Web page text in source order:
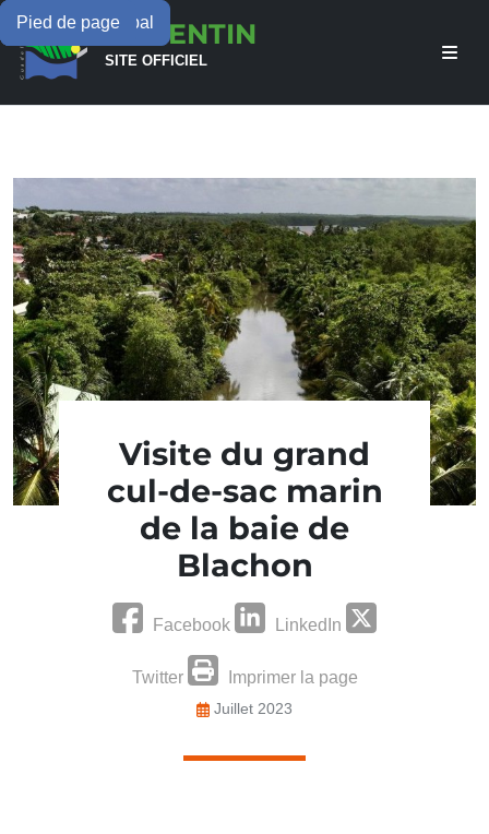
Menu principal
Contenu principal
Pied de pageLAMENTIN
SITE OFFICIEL
Visite du grand
cul-de-sac marin
de la baie de
Blachon
Facebook LinkedIn
Twitter Imprimer la page
Juillet 2023